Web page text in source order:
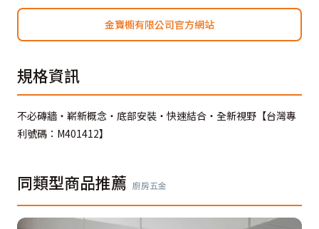
金寶櫥有限公司官方網站
規格資訊
不必磚牆‧嶄新概念‧底部安裝‧快速結合‧全新視野【台灣專
利號碼：M401412】
同類型商品推薦 廚房五金